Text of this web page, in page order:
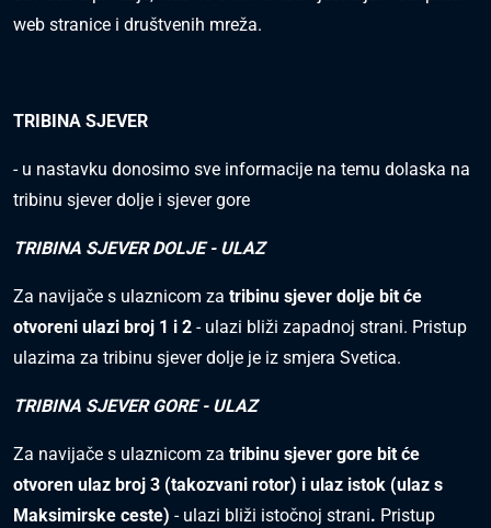
web stranice i društvenih mreža.
TRIBINA SJEVER
- u nastavku donosimo sve informacije na temu dolaska na
tribinu sjever dolje i sjever gore
TRIBINA SJEVER DOLJE - ULAZ
Za navijače s ulaznicom za tribinu sjever dolje bit će
otvoreni ulazi broj 1 i 2 - ulazi bliži zapadnoj strani. Pristup
ulazima za tribinu sjever dolje je iz smjera Svetica.
TRIBINA SJEVER GORE - ULAZ
Za navijače s ulaznicom za tribinu sjever gore bit će
otvoren ulaz broj 3 (takozvani rotor) i ulaz istok (ulaz s
Maksimirske ceste) - ulazi bliži istočnoj strani. Pristup